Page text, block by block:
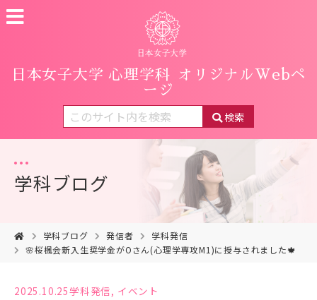
日本女子大学 心理学科
オリジナルWebペ
ージ
検索
学科ブログ
学科ブログ 発信者
学科発信
🌸桜楓会新入生奨学金がOさん(心理学専攻M1)に授与されました🍁
2025.10.25学科発信, イベント